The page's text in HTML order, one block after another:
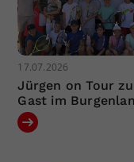
17.07.2026
Jürgen on Tour zu
Gast im